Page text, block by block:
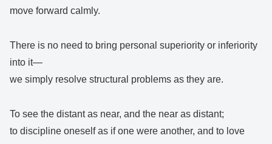
move forward calmly.
There is no need to bring personal superiority or inferiority
into it—
we simply resolve structural problems as they are.
To see the distant as near, and the near as distant;
to discipline oneself as if one were another, and to love